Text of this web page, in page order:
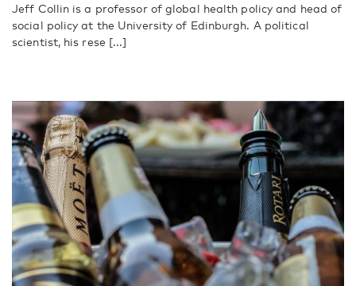
Jeff Collin is a professor of global health policy and head of
social policy at the University of Edinburgh. A political
scientist, his rese [...]